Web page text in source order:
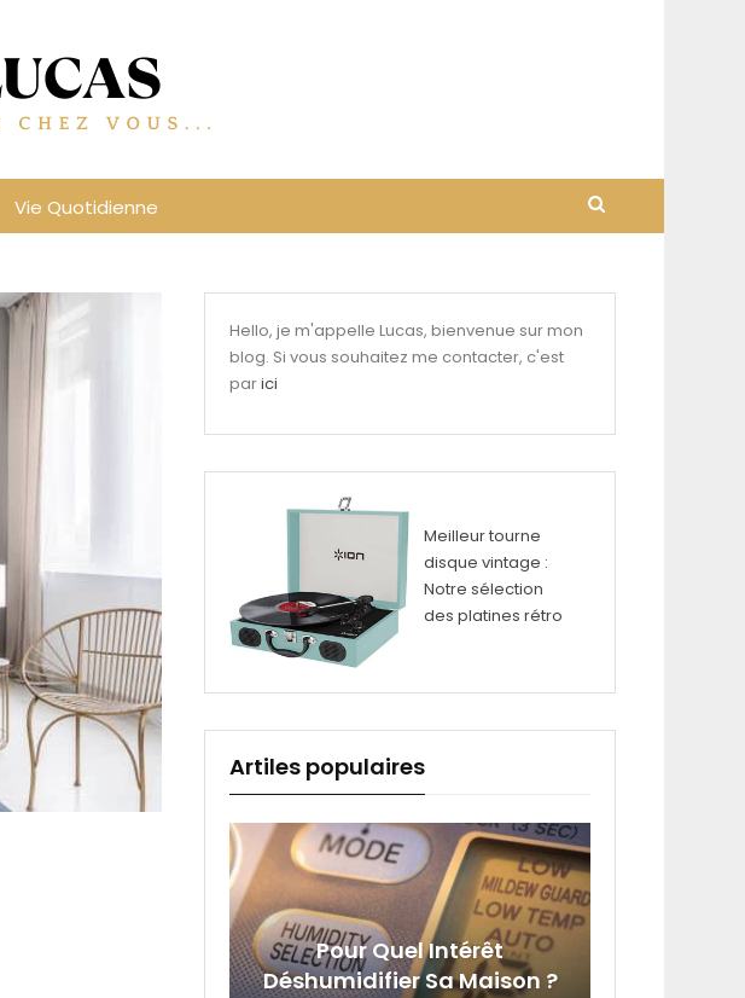
Vie Quotidienne
Hello, je m'appelle Lucas, bienvenue sur mon
blog. Si vous souhaitez me contacter, c'est
parici
Meilleur tourne
disque vintage :
Notre sélection
des platines rétro
Artiles populaires
Faire Sa
Pour Quel Intérêt
Déshumidifier Sa Maison ?